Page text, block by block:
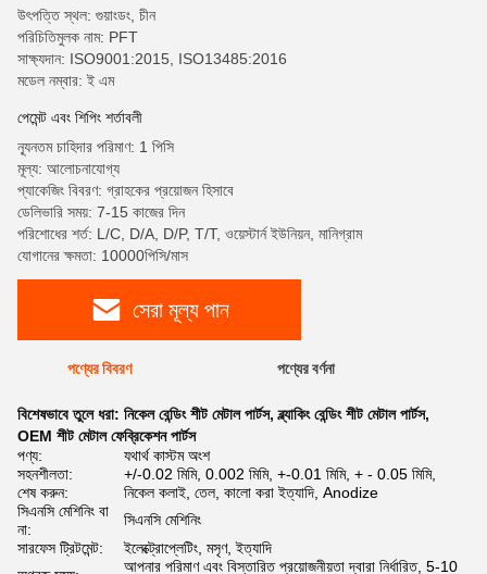
উৎপত্তি স্থল: গুয়াংডং, চীন
পরিচিতিমুলক নাম: PFT
সাক্ষ্যদান: ISO9001:2015, ISO13485:2016
মডেল নম্বার: ই এম
পেমেন্ট এবং শিপিং শর্তাবলী
ন্যূনতম চাহিদার পরিমাণ: 1 পিসি
মূল্য: আলোচনাযোগ্য
প্যাকেজিং বিবরণ: গ্রাহকের প্রয়োজন হিসাবে
ডেলিভারি সময়: 7-15 কাজের দিন
পরিশোধের শর্ত: L/C, D/A, D/P, T/T, ওয়েস্টার্ন ইউনিয়ন, মানিগ্রাম
যোগানের ক্ষমতা: 10000পিসি/মাস
সেরা মূল্য পান
পণ্যের বিবরণ পণ্যের বর্ণনা
বিশেষভাবে তুলে ধরা: নিকেল বেন্ডিং শীট মেটাল পার্টস,ব্ল্যাকিং বেন্ডিং শীট মেটাল পার্টস,
OEM শীট মেটাল ফেব্রিকেশন পার্টস
পণ্য:
যথার্থ কাস্টম অংশ
সহনশীলতা:
+/-0.02 মিমি, 0.002 মিমি, +-0.01 মিমি, + - 0.05 মিমি,
শেষ করুন:
নিকেল কলাই, তেল, কালো করা ইত্যাদি, Anodize
সিএনসি মেশিনিং বা
না:
সিএনসি মেশিনিং
সারফেস ট্রিটমেন্ট:
ইলেক্ট্রোপ্লেটিং, মসৃণ, ইত্যাদি
আপনার পরিমাণ এবং বিস্তারিত প্রয়োজনীয়তা দ্বারা নির্ধারিত, 5-10